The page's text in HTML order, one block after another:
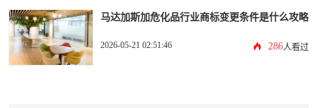
马达加斯加危化品行业商标变更条件是什么攻略
2026-05-21 02:51:46 286人看过